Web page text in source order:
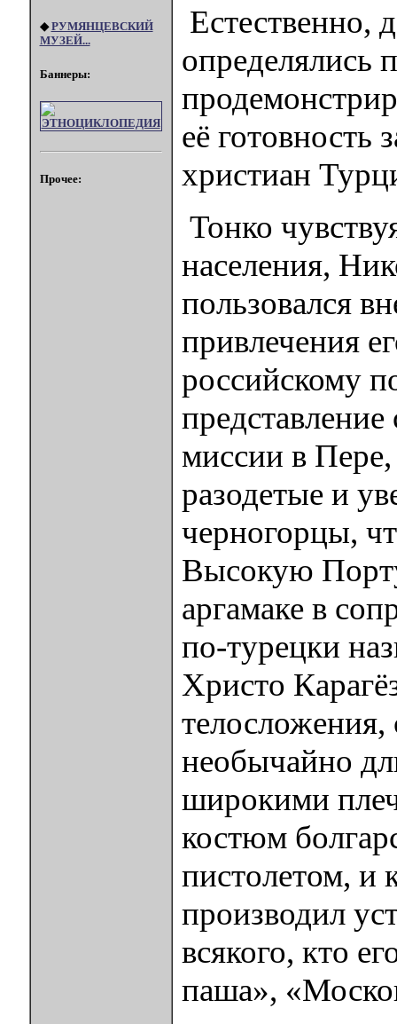
◆РУМЯНЦЕВСКИЙ
МУЗЕЙ...
Баннеры:
Прочее:
Естественно,
определялись
её готовность
христиан
Тонко
населения,
пользовался
привлечения
российскому
миссии в
разодетые и
черногорцы,
Высокую
аргамаке в
по-турецки
Христо
необычайно
широкими
костюм
пистолетом, и
производил
всякого, кто
паша»,